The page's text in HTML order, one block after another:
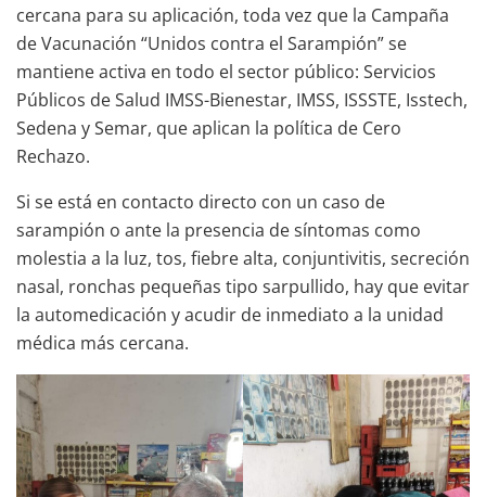
cercana para su aplicación, toda vez que la Campaña
de Vacunación “Unidos contra el Sarampión” se
mantiene activa en todo el sector público: Servicios
Públicos de Salud IMSS-Bienestar, IMSS, ISSSTE, Isstech,
Sedena y Semar, que aplican la política de Cero
Rechazo.
Si se está en contacto directo con un caso de
sarampión o ante la presencia de síntomas como
molestia a la luz, tos, fiebre alta, conjuntivitis, secreción
nasal, ronchas pequeñas tipo sarpullido, hay que evitar
la automedicación y acudir de inmediato a la unidad
médica más cercana.